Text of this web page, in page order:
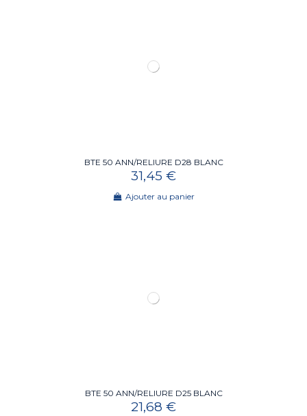
BTE 50 ANN/RELIURE D28 BLANC
31,45 €
Ajouter au panier
BTE 50 ANN/RELIURE D25 BLANC
21,68 €